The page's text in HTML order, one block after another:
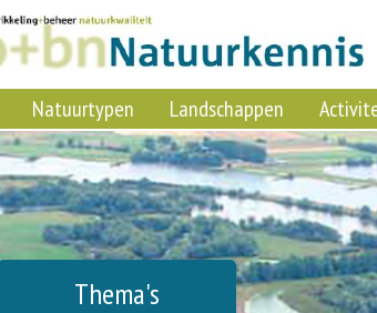
Natuurtypen Landschappen
Thema's